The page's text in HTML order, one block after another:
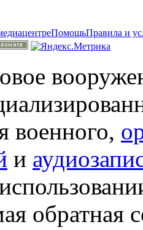
ПомощьПравила и
военного,
и
обратная